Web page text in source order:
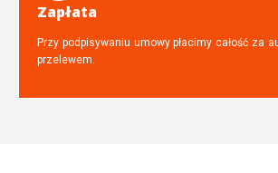
Zapłata
Przy podpisywaniu umowy płacimy całość za
przelewem.